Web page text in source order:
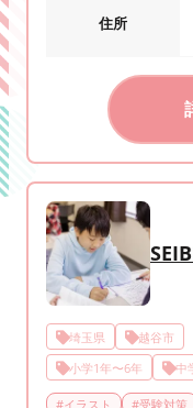
住所
埼玉県
越谷市
小学1年〜6年
中
#イラスト #受験対策